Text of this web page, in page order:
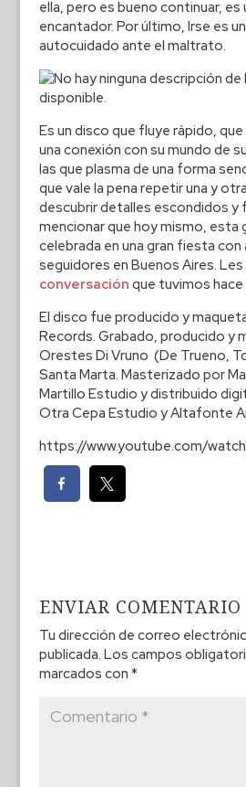
ella, pero es bueno continuar, es
encantador. Por último, Irse es
autocuidado ante el maltrato.
Es un disco que fluye rápido,
una conexión con su mundo de
las que plasma de una forma
que vale la pena repetir una y
descubrir detalles escondidos y
mencionar que hoy mismo, esta
celebrada en una gran fiesta con
seguidores en Buenos Aires.
conversación que tuvimos hace
El disco fue producido y
Records. Grabado, producido y
Orestes Di Vruno (De Trueno,
Santa Marta. Masterizado por
Martillo Estudio y distribuido
Otra Cepa Estudio y Altafonte
https://www.youtube.com/
ENVIAR COMENTARIO
Tu dirección de correo
publicada. Los campos
marcados con *